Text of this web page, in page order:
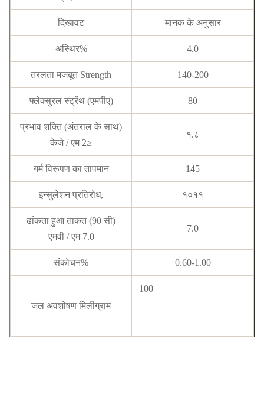
दिखावट मानक के अनुसार
अस्थिर% 4.0
तरलता मजबूत Strength 140-200
फ्लेक्सुरल स्ट्रेंथ (एमपीए) 80
प्रभाव शक्ति (अंतराल के साथ)
केजे / एम 2≥
१.८
गर्म विरूपण का तापमान 145
इन्सुलेशन प्रतिरोध, १०११
ढांकता हुआ ताकत (90 सी)
एमवी / एम 7.0
7.0
संकोचन% 0.60-1.00
जल अवशोषण मिलीग्राम
100